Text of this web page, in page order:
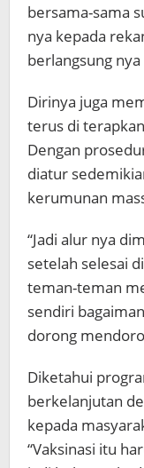
bersama-sama
nya kepada
berlangsung
Dirinya juga
terus di
Dengan
diatur
kerumunan
“Jadi alur nya
setelah selesai
teman-teman
sendiri
dorong
Diketahui
berkelanjutan
kepada
“Vaksinasi itu